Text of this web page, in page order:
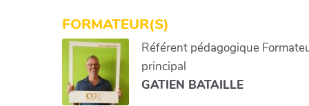
FORMATEUR(S)
Référent pédagogique
principal
GATIEN BATAILLE